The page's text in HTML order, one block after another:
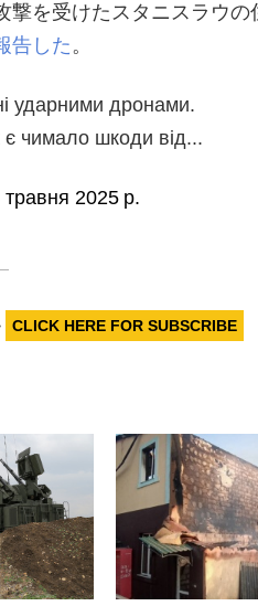
撃を受けたスタニスラウの
告した 。
ударними дронами.
чимало шкоди від...
2025 р.
CLICK HERE FOR SUBSCRIBE